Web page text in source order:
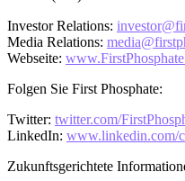
Investor Relations:
Media Relations:
Webseite:
Folgen Sie First Phosphate:
Twitter: twitter.com/
LinkedIn: www.linkedin.com/
Zukunftsgerichtete